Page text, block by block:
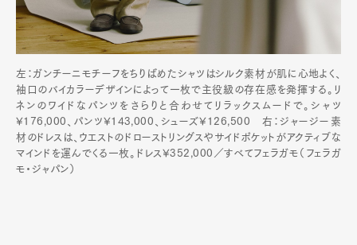
左：ガンチーニモチーフをちりばめたシャツはシルク素材が肌に心地よく、
袖口のバイカラーデザインによって一枚で主役級の存在感を発揮する。リ
ネンのワイドなパンツをさらりと合わせてリラックスムードで。シャツ
¥176,000、パンツ¥143,000、シューズ¥126,500 右：ジャージー素
材のドレスは、ウエストのドローストリングスやサイドポケットがアクティブな
マインドを運んでくる一枚。ドレス¥352,000／すべてフェラガモ（フェラガ
モ・ジャパン）